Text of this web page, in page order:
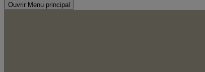
Ouvrir Menu principal